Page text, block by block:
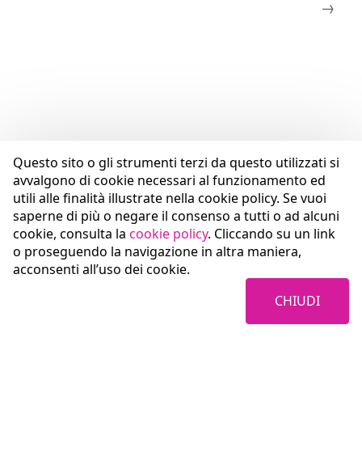
Questo sito o gli strumenti terzi da questo utilizzati si
avvalgono di cookie necessari al funzionamento ed
utili alle finalità illustrate nella cookie policy. Se vuoi
saperne di più o negare il consenso a tutti o ad alcuni
cookie, consulta la cookie policy. Cliccando su un link
o proseguendo la navigazione in altra maniera,
acconsenti all’uso dei cookie.
CHIUDI